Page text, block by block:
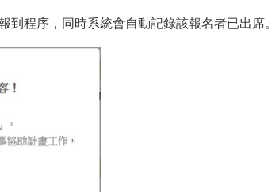
程序，同時系統會自動記錄該報名者已出席。